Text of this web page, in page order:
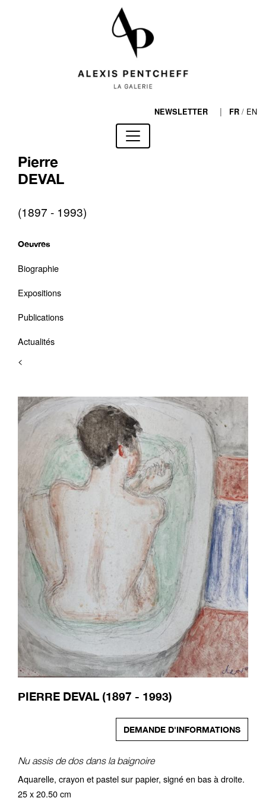
NEWSLETTER | FR / EN
Pierre
DEVAL
(1897 - 1993)
Oeuvres
Biographie
Expositions
Publications
Actualités
<
PIERRE DEVAL (1897 - 1993)
DEMANDE D'INFORMATIONS
Nu assis de dos dans la baignoire
Aquarelle, crayon et pastel sur papier, signé en bas à droite.
25 x 20.50 cm